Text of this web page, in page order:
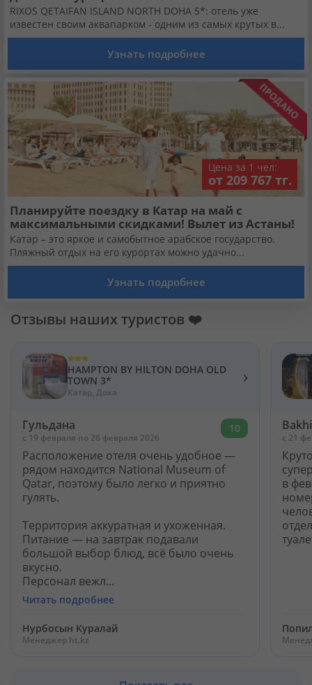
RIXOS QETAIFAN ISLAND NORTH DOHA 5*: отель уже
известен своим аквапарком - одним из самых крутых в...
Узнать подробнее
Цена за 1 чел:
от 209 767 тг.
Планируйте поездку в Катар на май с
максимальными скидками! Вылет из Астаны!
Катар – это яркое и самобытное арабское государство.
Пляжный отдых на его курортах можно удачно...
Узнать подробнее
Отзывы наших туристов ❤️
HAMPTON BY HILTON DOHA OLD
TOWN 3*
Катар, Доха
›
Гульдана
c 19 февраля по 26 февраля 2026
10
Расположение отеля очень удобное —
рядом находится National Museum of
Qatar, поэтому было легко и приятно
гулять.
Территория аккуратная и ухоженная.
Питание — на завтрак подавали
большой выбор блюд, всё было очень
вкусно.
Персонал вежл...
Читать подробнее
Нурбосын Куралай
Менеджер ht.kz
c 21
в